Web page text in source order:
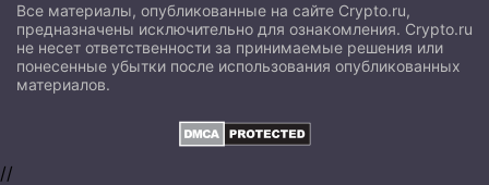
Все материалы, опубликованные на сайте Crypto.ru,
предназначены исключительно для ознакомления. Crypto.ru
не несет ответственности за принимаемые решения или
понесенные убытки после использования опубликованных
материалов.
//